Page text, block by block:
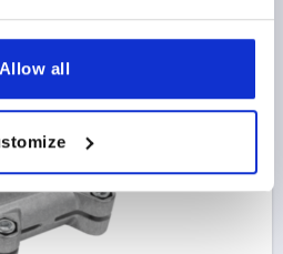
Allow all
DETALLES